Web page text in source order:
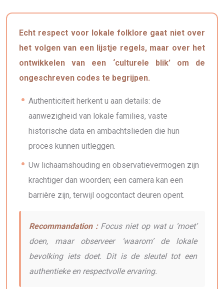
Echt respect voor lokale folklore gaat niet over
het volgen van een lijstje regels, maar over het
ontwikkelen van een ‘culturele blik’ om de
ongeschreven codes te begrijpen.
Authenticiteit herkent u aan details: de
aanwezigheid van lokale families, vaste
historische data en ambachtslieden die hun
proces kunnen uitleggen.
Uw lichaamshouding en observatievermogen zijn
krachtiger dan woorden; een camera kan een
barrière zijn, terwijl oogcontact deuren opent.
Recommandation :Focus niet op wat u ‘moet’
doen, maar observeer ‘waarom’ de lokale
bevolking iets doet. Dit is de sleutel tot een
authentieke en respectvolle ervaring.